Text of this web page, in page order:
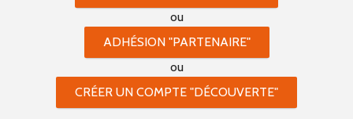
ou
ADHÉSION "PARTENAIRE"
ou
CRÉER UN COMPTE "DÉCOUVERTE"